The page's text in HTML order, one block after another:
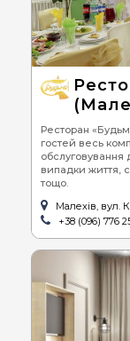
Ресторан
гостей весь
обслуговування
випадки життя,
тощо.
Малехів, вул.
+38 (096) 776